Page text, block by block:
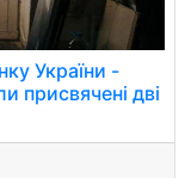
України -
присвячені дві